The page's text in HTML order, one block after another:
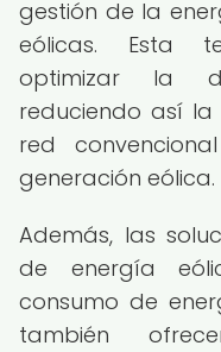
gestión de la
eólicas. Esta
optimizar la
reduciendo así
red
generación eólica.
Además, las
de energía
consumo de
también